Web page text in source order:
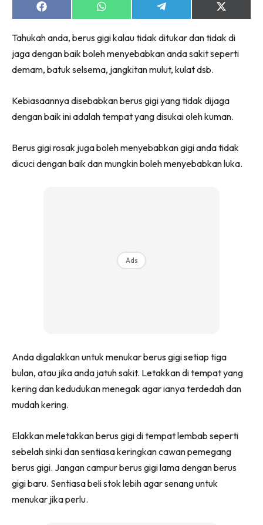
Share
on
Share
on
Share
on
Share
on
(Twitter)
Tahukah anda, berus gigi kalau tidak ditukar dan tidak di
jaga dengan baik boleh menyebabkan anda sakit seperti
demam, batuk selsema, jangkitan mulut, kulat dsb.
Kebiasaannya disebabkan berus gigi yang tidak dijaga
dengan baik ini adalah tempat yang disukai oleh kuman.
Berus gigi rosak juga boleh menyebabkan gigi anda tidak
dicuci dengan baik dan mungkin boleh menyebabkan luka.
Ads
Anda digalakkan untuk menukar berus gigi setiap tiga
bulan, atau jika anda jatuh sakit. Letakkan di tempat yang
kering dan kedudukan menegak agar ianya terdedah dan
mudah kering.
Elakkan meletakkan berus gigi di tempat lembab seperti
sebelah sinki dan sentiasa keringkan cawan pemegang
berus gigi. Jangan campur berus gigi lama dengan berus
gigi baru. Sentiasa beli stok lebih agar senang untuk
menukar jika perlu.